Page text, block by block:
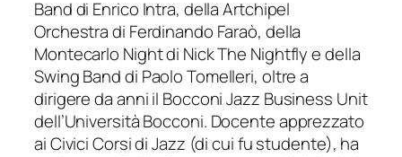
Band di Enrico Intra, della Artchipel
Orchestra di Ferdinando Faraò, della
Montecarlo Night di Nick The Nightfly e della
Swing Band di Paolo Tomelleri, oltre a
dirigereda anni il Bocconi Jazz Business Unit
dell’Università Bocconi. Docente apprezzato
ai Civici Corsi di Jazz (di cui fu studente), ha